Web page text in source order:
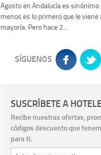
Agosto en Andalucía es sinónimo
menos es lo primero que le viene
mayoría. Pero hace 2...
SÍGUENOS
SUSCRÍBETE A
Recibe nuestras ofertas,
códigos descuento que
para ti.